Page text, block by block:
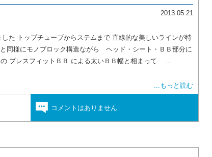
2013.05.21
た トップチューブからステムまで 直線的な美しいラインが特
同様にモノブロック構造ながら ヘッド・シート・ＢＢ部分に
プレスフィットＢＢ による太いＢＢ幅と相まって ...
...もっと読む
コメントはありません